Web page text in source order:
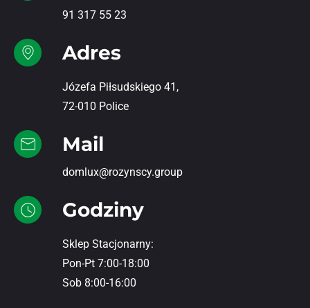
91 317 55 23
Adres
Józefa Piłsudskiego 41,
72-010 Police
Mail
domlux@rozynscy.group
Godziny
Sklep Stacjonarny:
Pon-Pt 7:00-18:00
Sob 8:00-16:00